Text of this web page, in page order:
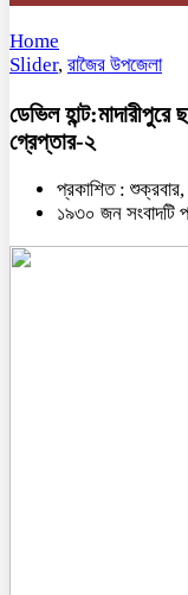
Home
Slider, রাজৈর উপজেলা
ডেভিল
গ্রেপ্তার-২
প্রকাশিত :
১৯৩০ জন সংবাদটি